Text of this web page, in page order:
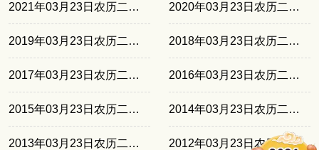
2021年03月23日农历二月十一 2020年03月23日农历二月三十
2019年03月23日农历二月十七 2018年03月23日农历二月初七
2017年03月23日农历二月廿六 2016年03月23日农历二月十五
2015年03月23日农历二月初四 2014年03月23日农历二月廿三
2013年03月23日农历二月十二 2012年03月23日农历三月初二